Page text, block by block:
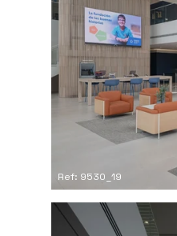
Ref: 9530_19